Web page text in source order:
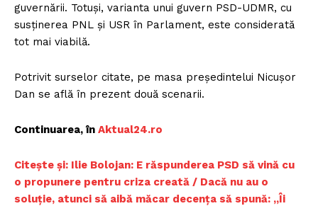
guvernării. Totuși, varianta unui guvern PSD-UDMR, cu
susținerea PNL și USR în Parlament, este considerată
tot mai viabilă.
Potrivit surselor citate, pe masa președintelui Nicușor
Dan se află în prezent două scenarii.
Continuarea, în Aktual24.ro
Citește și: Ilie Bolojan: E răspunderea PSD să vină cu
o propunere pentru criza creată / Dacă nu au o
soluție, atunci să aibă măcar decența să spună: „Îi